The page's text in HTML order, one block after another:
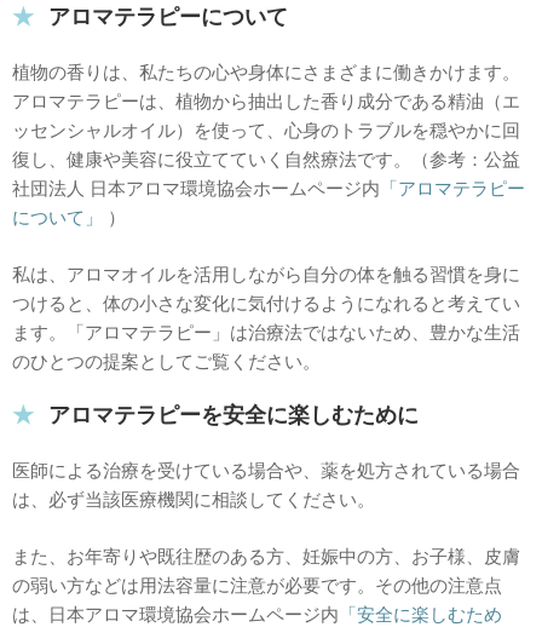
アロマテラピーについて
植物の香りは、私たちの心や身体にさまざまに働きかけます。
アロマテラピーは、植物から抽出した香り成分である精油（エ
ッセンシャルオイル）を使って、心身のトラブルを穏やかに回
復し、健康や美容に役立てていく自然療法です。（参考：公益
社団法人 日本アロマ環境協会ホームページ内 「アロマテラピー
について」
）
私は、アロマオイルを活用しながら自分の体を触る習慣を身に
つけると、体の小さな変化に気付けるようになれると考えてい
ます。「アロマテラピー」は治療法ではないため、豊かな生活
のひとつの提案としてご覧ください。
アロマテラピーを安全に楽しむために
医師による治療を受けている場合や、薬を処方されている場合
は、必ず当該医療機関に相談してください。
また、お年寄りや既往歴のある方、妊娠中の方、お子様、皮膚
の弱い方などは用法容量に注意が必要です。その他の注意点
は、日本アロマ環境協会ホームページ内 「安全に楽しむため